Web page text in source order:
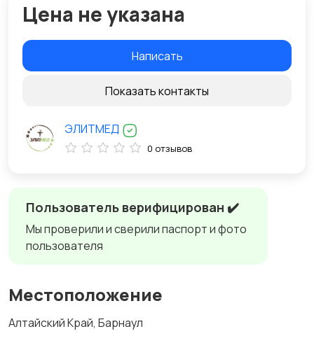
Пользователь верифицирован ✔️
Мы проверили и сверили паспорт и фото
пользователя
Местоположение
Алтайский Край, Барнаул
Цена не указана
Написать
Показать контакты
ЭЛИТМЕД
0 отзывов